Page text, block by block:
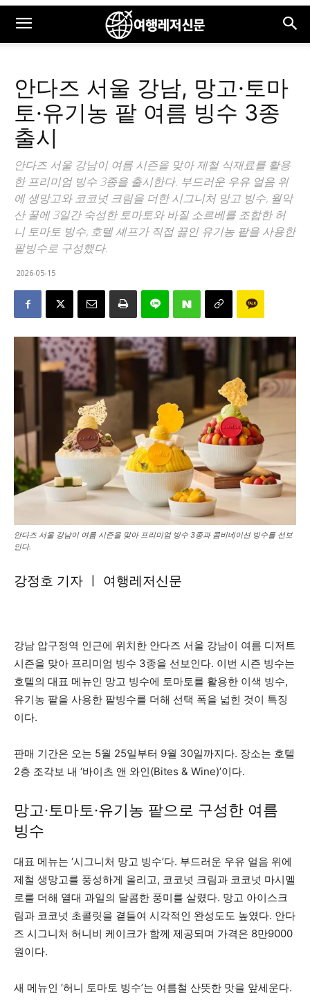
안다즈 서울 강남, 망고·토마
토·유기농 팥 여름 빙수 3종
출시
안다즈 서울 강남이 여름 시즌을 맞아 제철 식재료를 활용
한 프리미엄 빙수 3종을 출시한다. 부드러운 우유 얼음 위
에 생망고와 코코넛 크림을 더한 시그니처 망고 빙수, 월악
산 꿀에 3일간 숙성한 토마토와 바질 소르베를 조합한 허
니 토마토 빙수, 호텔 셰프가 직접 끓인 유기농 팥을 사용한
팥빙수로 구성했다.
2026-05-15
안다즈 서울 강남이 여름 시즌을 맞아 프리미엄 빙수 3종과 콤비네이션 빙수를 선보
인다.
강정호 기자 ㅣ 여행레저신문
강남 압구정역 인근에 위치한 안다즈 서울 강남이 여름 디저트
시즌을 맞아 프리미엄 빙수 3종을 선보인다. 이번 시즌 빙수는
호텔의 대표 메뉴인 망고 빙수에 토마토를 활용한 이색 빙수,
유기농 팥을 사용한 팥빙수를 더해 선택 폭을 넓힌 것이 특징
이다.
판매 기간은 오는 5월 25일부터 9월 30일까지다. 장소는 호텔
2층 조각보 내 ‘바이츠 앤 와인(Bites & Wine)’이다.
망고·토마토·유기농 팥으로 구성한 여름
빙수
대표 메뉴는 ‘시그니처 망고 빙수’다. 부드러운 우유 얼음 위에
제철 생망고를 풍성하게 올리고, 코코넛 크림과 코코넛 마시멜
로를 더해 열대 과일의 달콤한 풍미를 살렸다. 망고 아이스크
림과 코코넛 초콜릿을 곁들여 시각적인 완성도도 높였다. 안다
즈 시그니처 허니비 케이크가 함께 제공되며 가격은 8만9000
원이다.
새 메뉴인 ‘허니 토마토 빙수’는 여름철 산뜻한 맛을 앞세운다.